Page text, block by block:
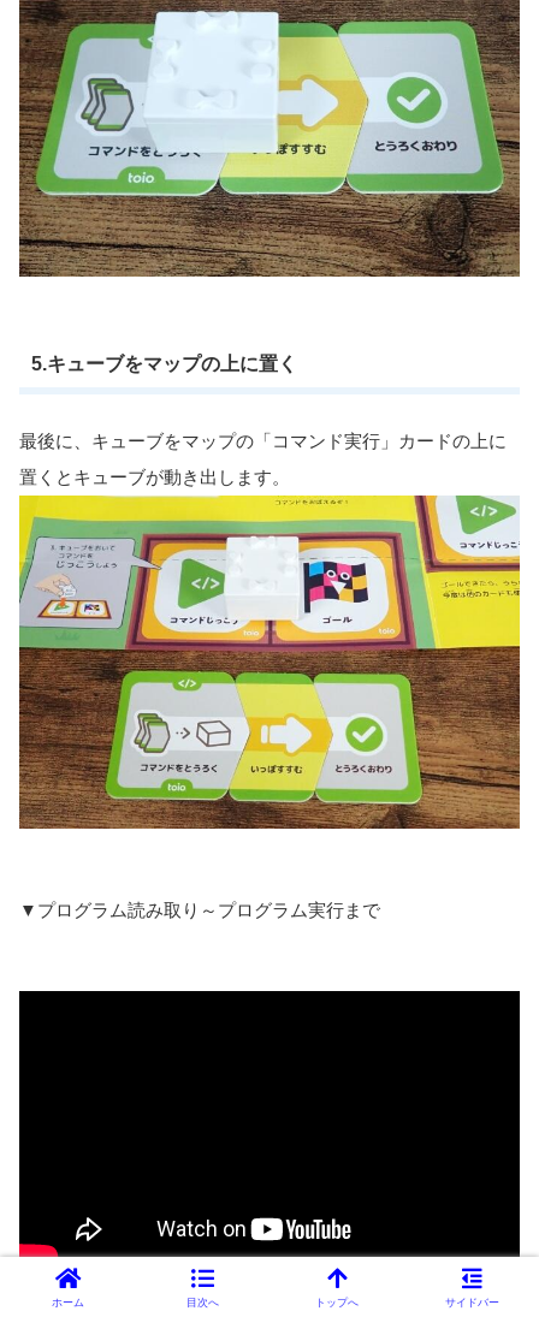
5.キューブをマップの上に置く
最後に、キューブをマップの「コマンド実行」カードの上に
置くとキューブが動き出します。
▼プログラム読み取り～プログラム実行まで
ホーム 目次へ トップへ サイドバー